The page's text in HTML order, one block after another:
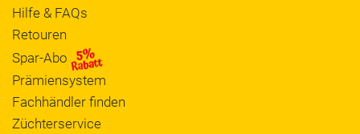
Hilfe & FAQs
Retouren
Spar-Abo
Prämiensystem
Fachhändler finden
Züchterservice